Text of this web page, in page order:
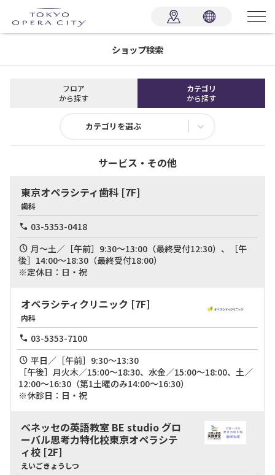
ショップ検索
フロア
から探す
カテゴリ
から探す
カテゴリを選ぶ
サービス・その他
東京オペラシティ歯科 [7F]
歯科
03-5353-0418
月～土／［午前］9:30～13:00（最終受付12:30）、［午
後］14:00～18:30（最終受付18:00）
※定休日：日・祝
オペラシティクリニック [7F]
内科
03-5353-7100
平日／［午前］9:30～13:30
［午後］月火木／15:00～18:30、水金／15:00～18:00、土／
12:00～16:30（第1土曜のみ14:00～16:30）
※休診日：日・祝
ベネッセの英語教室 BE studio グロ
ーバル思考力特化校東京オペラシテ
ィ校 [2F]
えいごきょうしつ